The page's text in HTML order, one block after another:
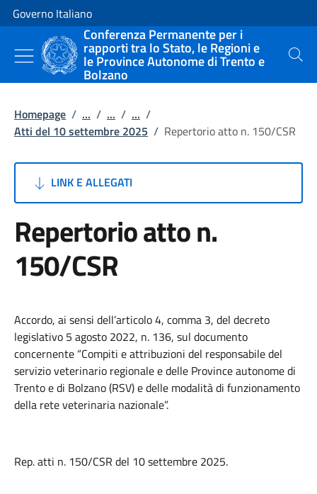
Vai al contenuto
Vai alla navigazione del sito
Governo Italiano
Conferenza Permanente per i
rapporti tra lo Stato, le Regioni e
le Province Autonome di Trento e
Bolzano
Cerca
Homepage / ... / ... / ... /
Atti del 10 settembre 2025 / Repertorio atto n. 150/CSR
LINK E ALLEGATI
Repertorio atto n.
150/CSR
Accordo, ai sensi dell’articolo 4, comma 3, del decreto
legislativo 5 agosto 2022, n. 136, sul documento
concernente “Compiti e attribuzioni del responsabile del
servizio veterinario regionale e delle Province autonome di
Trento e di Bolzano (RSV) e delle modalità di funzionamento
della rete veterinaria nazionale”.
Rep. atti n. 150/CSR del 10 settembre 2025.